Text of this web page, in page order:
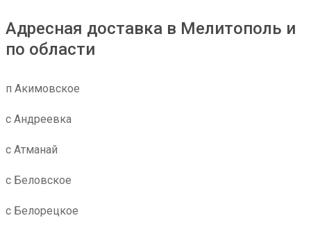
Адресная доставка в Мелитополь и
по области
п Акимовское
с Андреевка
с Атманай
с Беловское
с Белорецкое